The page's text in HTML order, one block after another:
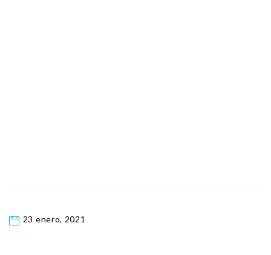
23 enero, 2021